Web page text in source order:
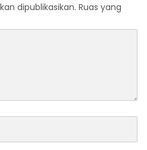
dipublikasikan. Ruas yang